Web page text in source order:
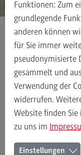
Accounting,
Accounting,
Modulangebot
Kontakt
Advanced
Advanced
Ihr
Funktionen: Zum
grundlegende
anderen können
für Sie immer
pseudonymisierte
gesammelt und
Verwendung der
widerrufen.
Website finden Sie
zu uns im
Einstellungen